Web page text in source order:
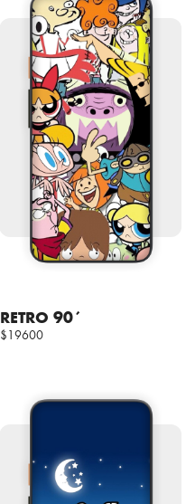
RETRO 90´
$19600